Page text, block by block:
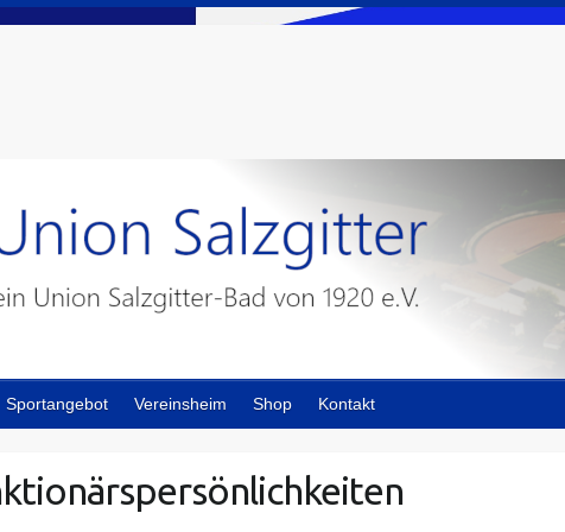
Sportangebot Vereinsheim Shop Kontakt